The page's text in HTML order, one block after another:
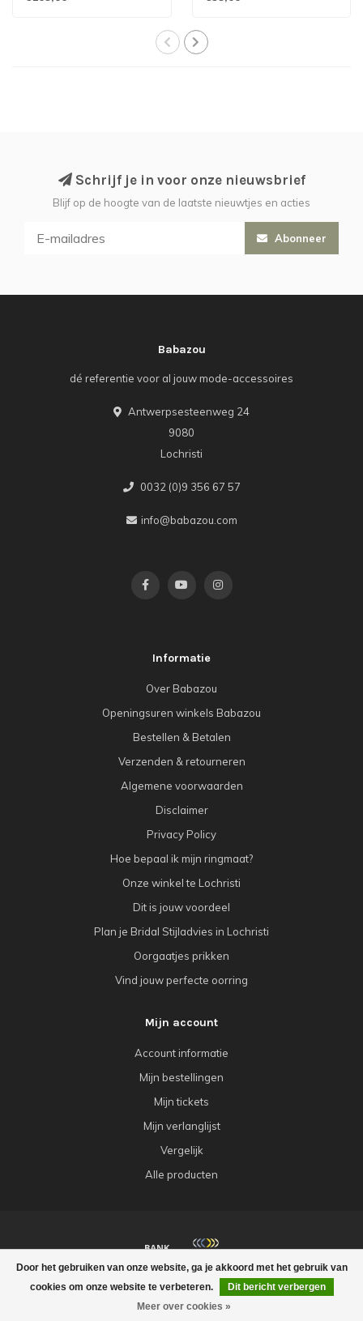
Door het gebruiken van onze website, ga je akkoord met het gebruik van
cookies om onze website te verbeteren.
Dit bericht verbergen
Meer over cookies »
Schrijf je in voor onze nieuwsbrief
Blijf op de hoogte van de laatste nieuwtjes en acties
Abonneer
Babazou
dé referentie voor al jouw mode-accessoires
Antwerpsesteenweg 24
9080
Lochristi
0032 (0)9 356 67 57
info@babazou.com
Informatie
Over Babazou
Openingsuren winkels Babazou
Bestellen & Betalen
Verzenden & retourneren
Algemene voorwaarden
Disclaimer
Privacy Policy
Hoe bepaal ik mijn ringmaat?
Onze winkel te Lochristi
Dit is jouw voordeel
Plan je Bridal Stijladvies in Lochristi
Oorgaatjes prikken
Vind jouw perfecte oorring
Mijn account
Account informatie
Mijn bestellingen
Mijn tickets
Mijn verlanglijst
Vergelijk
Alle producten
© Copyright 2026 Babazou